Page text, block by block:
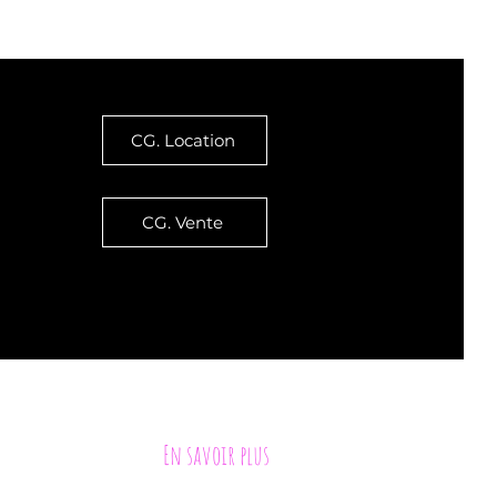
CG. Location
CG. Vente
En savoir plus